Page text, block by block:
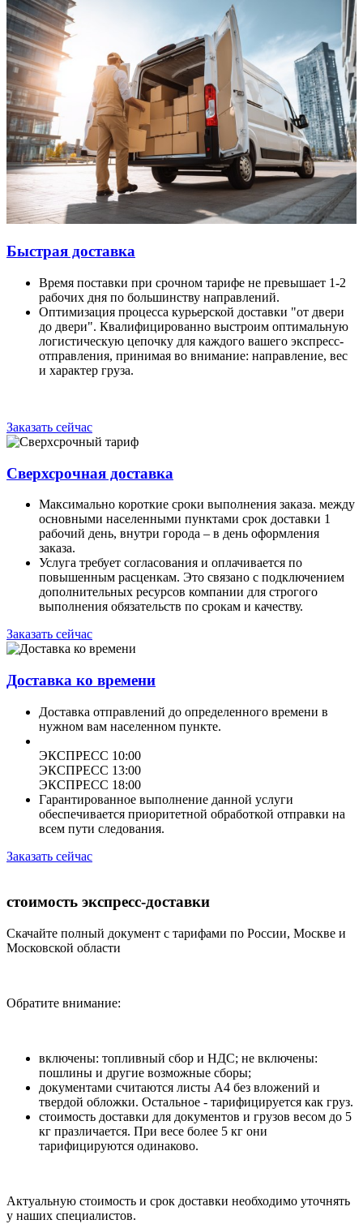
Быстрая доставка
Время поставки при срочном тарифе не превышает 1-2
рабочих дня по большинству направлений.
Оптимизация процесса курьерской доставки "от двери
до двери". Квалифицированно выстроим оптимальную
логистическую цепочку для каждого вашего экспресс-
отправления, принимая во внимание: направление, вес
и характер груза.
Заказать сейчас
Сверхсрочная доставка
Максимально короткие сроки выполнения заказа. между
основными населенными пунктами срок доставки 1
рабочий день, внутри города – в день оформления
заказа.
Услуга требует согласования и оплачивается по
повышенным расценкам. Это связано с подключением
дополнительных ресурсов компании для строгого
выполнения обязательств по срокам и качеству.
Заказать сейчас
Доставка ко времени
Доставка отправлений до определенного времени в
нужном вам населенном пункте.
ЭКСПРЕСС 10:00
ЭКСПРЕСС 13:00
ЭКСПРЕСС 18:00
Гарантированное выполнение данной услуги
обеспечивается приоритетной обработкой отправки на
всем пути следования.
Заказать сейчас
стоимость экспресс-доставки
Скачайте полный документ с тарифами по России, Москве и
Московской области
Обратите внимание:
включены: топливный сбор и НДС; не включены:
пошлины и другие возможные сборы;
документами считаются листы А4 без вложений и
твердой обложки. Остальное - тарифицируется как груз.
стоимость доставки для документов и грузов весом до 5
кг празличается. При весе более 5 кг они
тарифицируются одинаково.
Актуальную стоимость и срок доставки необходимо уточнять
у наших специалистов.